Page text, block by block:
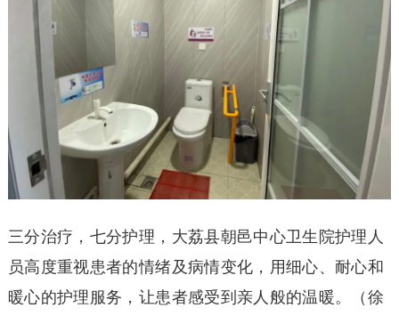
三分治疗，七分护理，大荔县朝邑中心卫生院护理人
员高度重视患者的情绪及病情变化，用细心、耐心和
暖心的护理服务，让患者感受到亲人般的温暖。（徐